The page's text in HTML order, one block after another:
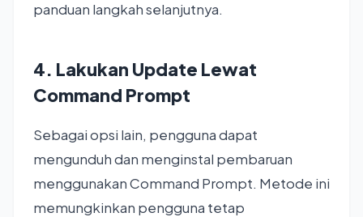
panduan langkah selanjutnya.
4. Lakukan Update Lewat
Command Prompt
Sebagai opsi lain, pengguna dapat
mengunduh dan menginstal pembaruan
menggunakan Command Prompt. Metode ini
memungkinkan pengguna tetap